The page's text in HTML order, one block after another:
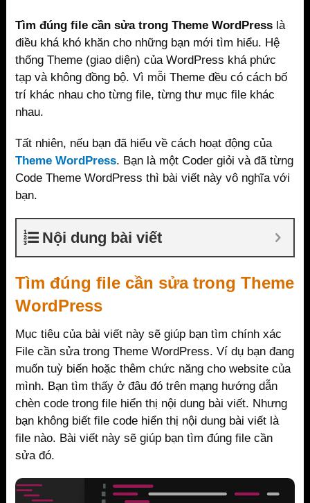
Tìm đúng file cần sửa trong Theme WordPresslà
điều khá khó khăn cho những bạn mới tìm hiểu. Hệ
thống Theme (giao diện) của WordPress khá phức
tạp và không đồng bộ. Vì mỗi Theme đều có cách bố
trí khác nhau cho từng file, từng thư mục file khác
nhau.
Tất nhiên, nếu bạn đã hiểu về cách hoạt động của
Theme WordPress. Bạn là một Coder giỏi và đã từng
Code Theme WordPress thì bài viết này vô nghĩa với
bạn.
Nội dung bài viết
Tìm đúng file cần sửa trong Theme
WordPress
Mục tiêu của bài viết này sẽ giúp bạn tìm chính xác
File cần sửa trong Theme WordPress. Ví dụ bạn đang
muốn tuỳ biến hoặc thêm chức năng cho website của
mình. Bạn tìm thấy ở đâu đó trên mạng hướng dẫn
chèn code trong file hiển thị nội dung bài viết. Nhưng
bạn không biết file code hiển thị nội dung bài viết là
file nào. Bài viết này sẽ giúp bạn tìm đúng file cần
sửa đó.